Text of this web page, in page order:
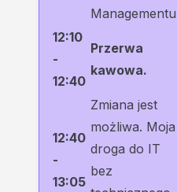
Managementu
12:10
-
12:40
Przerwa
kawowa.
12:40
-
13:05
Zmiana jest
możliwa. Moja
droga do IT
bez